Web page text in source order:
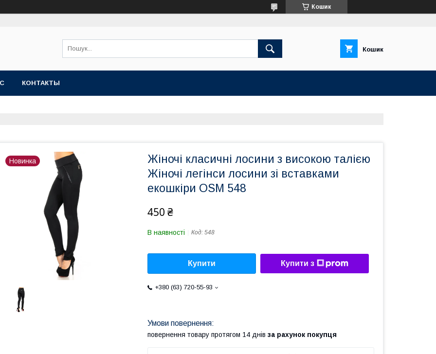
Кошик
Кошик
КОНТАКТЫ
Новинка
Жіночі класичні лосини з високою талією
Жіночі легінси лосини зі вставками
екошкіри OSM 548
450 ₴
В наявності Код: 548
Купити Купити з
+380 (63) 720-55-93
повернення товару протягом 14 днів за рахунок покупця